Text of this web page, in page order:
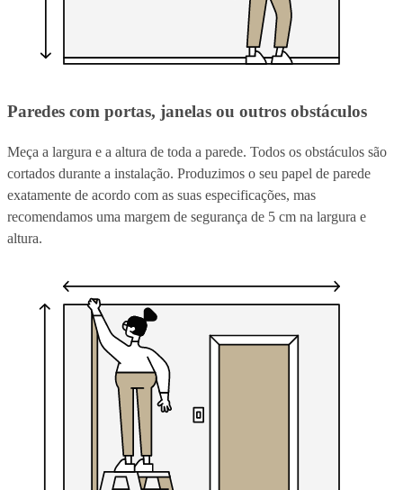
Paredes com portas, janelas ou outros obstáculos
Meça a largura e a altura de toda a parede. Todos os obstáculos são
cortados durante a instalação. Produzimos o seu papel de parede
exatamente de acordo com as suas especificações, mas
recomendamos uma margem de segurança de 5 cm na largura e
altura.